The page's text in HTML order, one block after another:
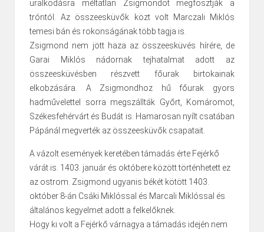
uralkodásra méltatlan Zsigmondot megfosztják a
tróntól. Az összeesküvők közt volt Marczali Miklós
temesi bán és rokonságának több tagja is.
Zsigmond nem jött haza az összeesküvés hírére, de
Garai Miklós nádornak tejhatalmat adott az
összeesküvésben részvett főurak birtokainak
elkobzására. A Zsigmondhoz hű főurak gyors
hadművelettel sorra megszállták Győrt, Komáromot,
Székesfehérvárt és Budát is. Hamarosan nyílt csatában
Pápánál megverték az összeesküvők csapatait.
A vázolt események keretében támadás érte Fejérkő
várát is. 1403. január és októbere között történhetett ez
az ostrom. Zsigmond ugyanis békét kötött 1403.
október 8-án Csáki Miklóssal és Marcali Miklóssal és
általános kegyelmet adott a felkelőknek.
Hogy ki volt a Fejérkő várnagya a támadás idején nem